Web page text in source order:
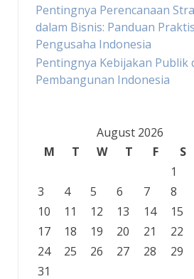
Pentingnya Perencanaan
dalam Bisnis: Panduan
Pengusaha Indonesia
Pentingnya Kebijakan Publik
Pembangunan Indonesia
August 2026
M
T W T F S
1
3
4 5 6 7 8
10
11 12 13 14 15
17
18 19 20 21 22
24
25 26 27 28 29
31